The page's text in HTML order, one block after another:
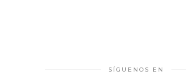
SÍGUENOS EN